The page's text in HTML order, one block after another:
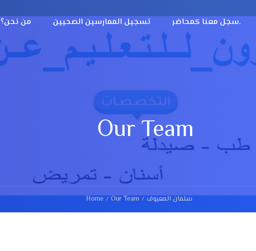
من نحن؟ تسجيل الممارسين الصحيين سجل معنا كمحاضر.
Our Team
Home Our Team سلمان المعيوف